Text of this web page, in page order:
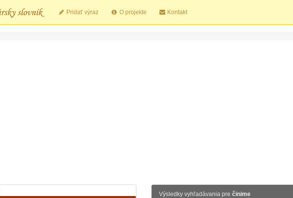
Pridať výraz O projekte Kontakt
Výsledky vyhľadávania pre činime